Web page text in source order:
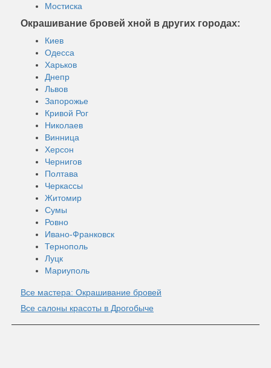
Мостиска
Окрашивание бровей хной в других городах:
Киев
Одесса
Харьков
Днепр
Львов
Запорожье
Кривой Рог
Николаев
Винница
Херсон
Чернигов
Полтава
Черкассы
Житомир
Сумы
Ровно
Ивано-Франковск
Тернополь
Луцк
Мариуполь
Все мастера: Окрашивание бровей
Все салоны красоты в Дрогобыче